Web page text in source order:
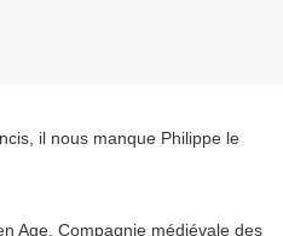
il nous manque Philippe le